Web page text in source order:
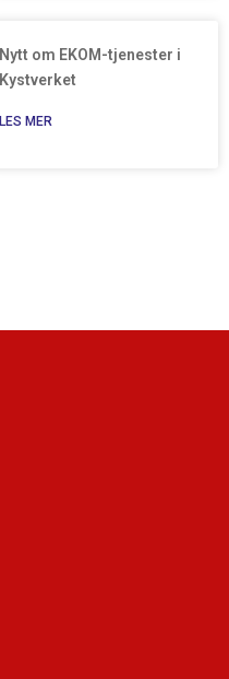
Nytt om EKOM-tjenester i
Kystverket
LES MER